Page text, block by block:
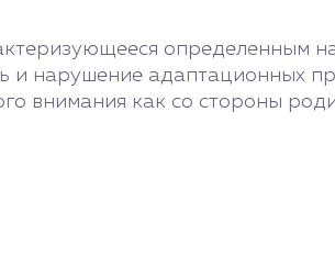
определенным
и нарушение адаптационных
внимания как со стороны